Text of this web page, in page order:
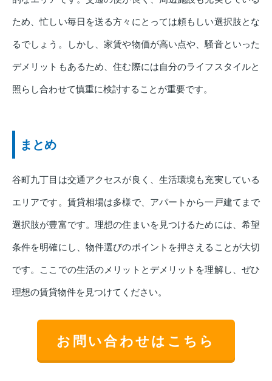
ため、忙しい毎日を送る方々にとっては頼もしい選択肢とな
るでしょう。しかし、家賃や物価が高い点や、騒音といった
デメリットもあるため、住む際には自分のライフスタイルと
照らし合わせて慎重に検討することが重要です。
まとめ
谷町九丁目は交通アクセスが良く、生活環境も充実している
エリアです。賃貸相場は多様で、アパートから一戸建てまで
選択肢が豊富です。理想の住まいを見つけるためには、希望
条件を明確にし、物件選びのポイントを押さえることが大切
です。ここでの生活のメリットとデメリットを理解し、ぜひ
理想の賃貸物件を見つけてください。
お問い合わせはこちら